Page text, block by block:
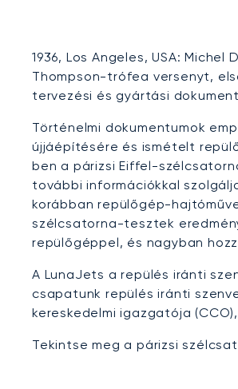
1936, Los Angeles, USA:
Thompson-trófea versenyt,
tervezési és gyártási
Történelmi dokumentumok
újjáépítésére és ismételt
ben a párizsi Eiffel-
további információkkal
korábban repülőgép-
szélcsatorna-tesztek
repülőgéppel, és nagyban
A LunaJets a repülés iránti
csapatunk repülés iránti
kereskedelmi igazgatója
Tekintse meg a párizsi